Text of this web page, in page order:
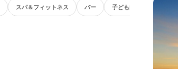
スパ＆フィットネス バー 子ども向け